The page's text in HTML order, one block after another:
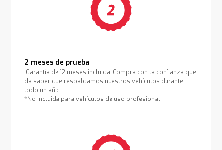
2 meses de prueba
¡Garantía de 12 meses incluida! Compra con la confianza que
da saber que respaldamos nuestros vehículos durante
todo un año.
*No incluida para vehículos de uso profesional